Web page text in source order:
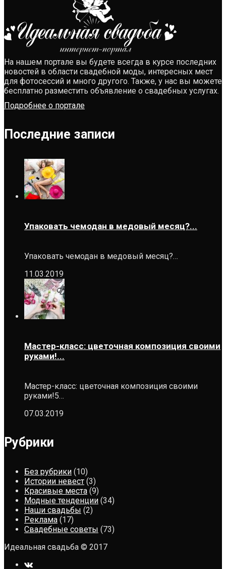
На нашем портале вы будете всегда в курсе последних
новостей в области свадебной моды, интересных мест
для фотосессий и много другого. Также, у нас вы можете
бесплатно разместить объявление о свадебных услугах.
Подробнее о портале
Последние записи
Упаковать чемодан в медовый месяц?...
Упаковать чемодан в медовый месяц?…
11.03.2019
Мастер-класс: цветочная композиция своими
руками!...
Мастер-класс: цветочная композиция своими
руками!5…
07.03.2019
Рубрики
Без рубрики (10)
Истории невест (3)
Красивые места (9)
Модные тенденции (34)
Наши свадьбы (2)
Реклама (17)
Свадебные советы (73)
Идеальная свадьба © 2017